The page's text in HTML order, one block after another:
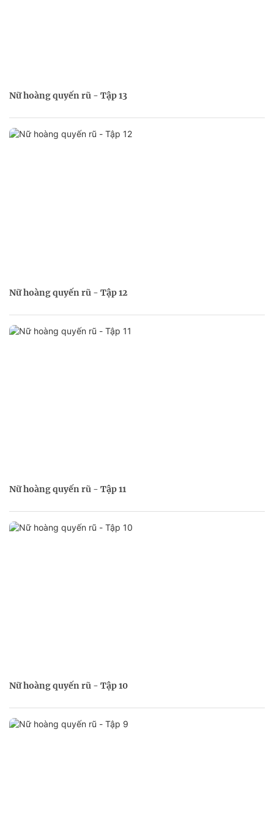
Nữ hoàng quyến rũ - Tập 13
Nữ hoàng quyến rũ - Tập 12
Nữ hoàng quyến rũ - Tập 11
Nữ hoàng quyến rũ - Tập 10